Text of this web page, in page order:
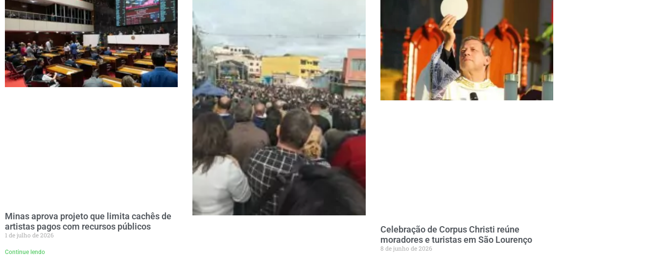
Minas aprova projeto que limita cachês de
artistas pagos com recursos públicos
1 de julho de 2026
Continue lendo
Celebração de Corpus Christi reúne
moradores e turistas em São Lourenço
8 de junho de 2026